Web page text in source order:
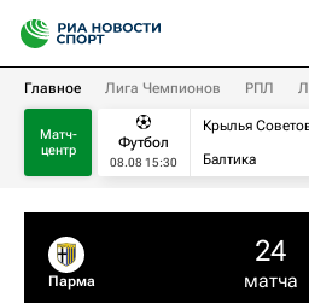
Главное Лига Чемпионов РПЛ
Матч-
центр
Футбол
08.08 15:30
Крылья
Балтика
Парма
24
матча